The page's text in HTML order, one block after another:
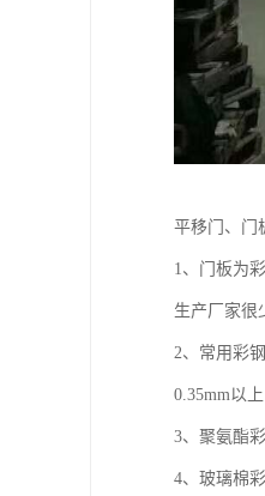
平移门、门
1、门板为
生产厂家很
2、常用彩
0.35mm以
3、聚氨酯
4、玻璃棉